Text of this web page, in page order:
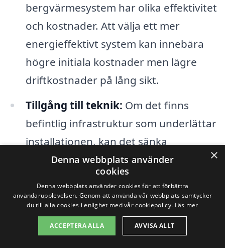
bergvärmesystem har olika effektivitet
och kostnader. Att välja ett mer
energieffektivt system kan innebära
högre initiala kostnader men lägre
driftkostnader på lång sikt.
Tillgång till teknik: Om det finns
befintlig infrastruktur som underlättar
installationen, kan det sänka
kostnaderna. Information om lokala
förhållanden kan också spela en roll i
prissättningen.
När du söker företag för bergvärme i
×
Denna webbplats använder
cookies
Denna webbplats använder cookies för att förbättra
användarupplevelsen. Genom att använda vår webbplats samtycker
du till alla cookies i enlighet med vår cookiepolicy. Läs mer
ACCEPTERA ALLA AVVISA ALLT